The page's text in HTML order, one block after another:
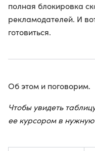
полная блокировка
рекламодателей. И
готовиться.
Об этом и поговорим.
Чтобы увидеть
ее курсором в